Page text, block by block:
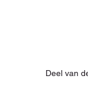
Deel van